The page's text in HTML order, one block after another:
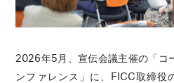
2026年5月、宣伝会議主催の「コ
ンファレンス」に、FICC取締役